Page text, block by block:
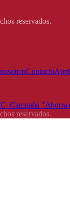
reservados.
ContactoApp
Campaña "Ahorra
reservados.